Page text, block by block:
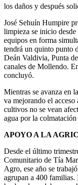
los daños y después
José Sehuín Humpire
limpieza se inicio
equipos en forma
tendrá un quinto punto
Deán Valdivia, Punta
canales de Mollendo.
concluyó.
Mientras se avanza en
va mejorando el
cultivos no se vean
agua por la colmatación
APOYO A LA
Desde el último
Comunitario de Tía
Agro, ese año se
agrupan a 400 familias.